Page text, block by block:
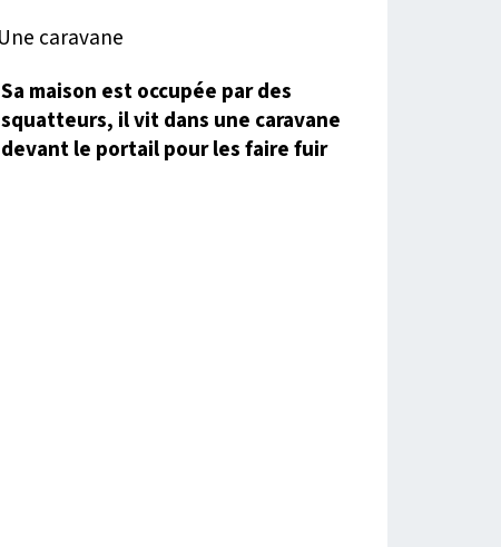
Sa maison est occupée par des
squatteurs, il vit dans une caravane
devant le portail pour les faire fuir